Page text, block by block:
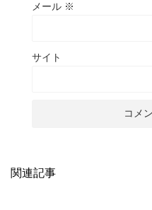
メール ※
サイト
関連記事